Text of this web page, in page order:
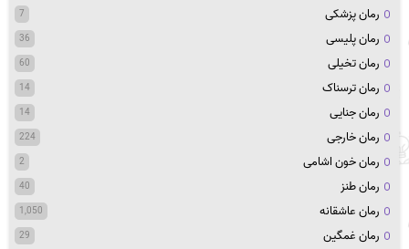
رمان پزشکی 7
رمان پلیسی 36
رمان تخیلی 60
رمان ترسناک 14
رمان جنایی 14
رمان خارجی 224
رمان خون اشامی 2
رمان طنز 40
رمان عاشقانه 1,050
رمان غمگین 29